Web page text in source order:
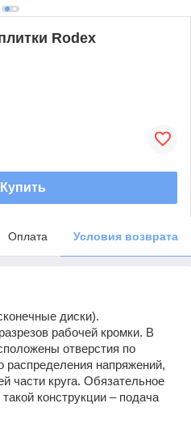
Rodex
Купить
Оплата Условия возврата
диски).
рабочей кромки. В
отверстия по
распределения напряжений,
части круга. Обязательное
конструкции – подача